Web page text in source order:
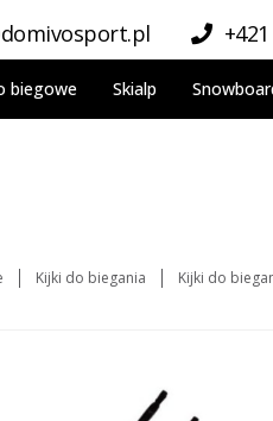
biegowe Skialp
Kijki do biegania Kijki do